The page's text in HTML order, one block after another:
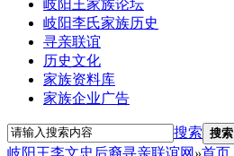
岐阳王家族论坛
岐阳李氏家族历史
寻亲联谊
历史文化
家族资料库
家族企业广告
搜索 搜索
岐阳王李文忠后裔寻亲联谊网 »首页